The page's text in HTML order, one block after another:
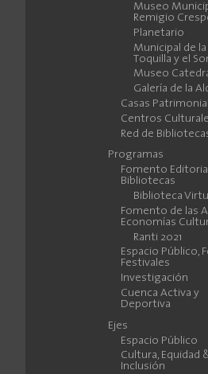
Museo
Remigio
Planetario
Municipal de la
Toquilla y el
Museo
Galería de la
Casas
Centros
Red de
Programas
Fomento
Bibliotecas
Biblioteca
Fomento de las
Economías
Ranti 2021
Espacio Público,
Festivales
Investigación
Cuenca Activa y
Deportiva
Ejes
Espacio Público
Cultura, Equidad
Inclusión